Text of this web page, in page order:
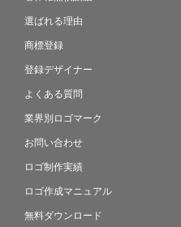
選ばれる理由
商標登録
登録デザイナー
よくある質問
業界別ロゴマーク
お問い合わせ
ロゴ制作実績
ロゴ作成マニュアル
無料ダウンロード